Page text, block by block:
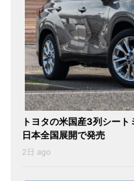
トヨタの米国産3列シー
日本全国展開で発売
2日 ago